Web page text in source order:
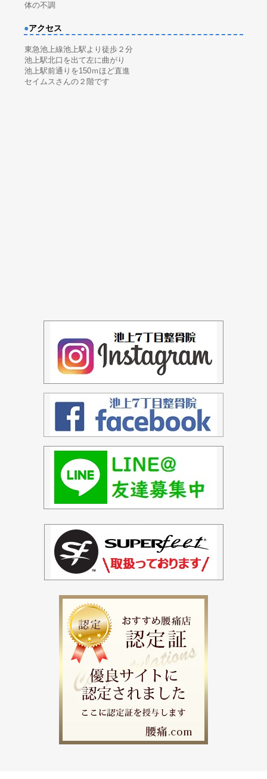
体の不調
●アクセス
東急池上線池上駅より徒歩２分
池上駅北口を出て左に曲がり
池上駅前通りを150ｍほど直進
セイムスさんの２階です